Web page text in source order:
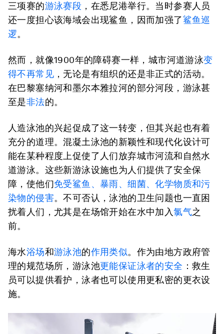
三项赛的游泳赛段 ，在悉尼港举行。当时参赛人员
还一度担心该海域会出现鲨鱼，因而加强了鲨鱼巡
逻。
然而，就像1900年的障碍赛一样，城市河道游泳变
得不再常见 ，无论是有组织的还是非正式的活动。
在巴黎塞纳河和墨尔本雅拉河的部分河段，游泳甚
至是非法的。
人造泳池的兴起促成了这一转变，但其兴起也有着
充分的道理。混凝土泳池的新颖性和现代化设计可
能在某种程度上促使了人们放弃城市河流和自然水
道游泳。这些新游泳设施也为人们提供了安全保
障，使他们免受鲨鱼、暴雨、细菌、化学物质和污
染物的侵害。不可否认，泳池的卫生问题也一直困
扰着人们，尤其是在场馆开始在水中加入氯气之
前。
海水浴场和游泳池的作用类似。作为由地方政府管
理的规范场所，游泳池更能保证泳者的安全 ：救生
员可以提供看护，泳者也可以使用更私密的更衣设
施。